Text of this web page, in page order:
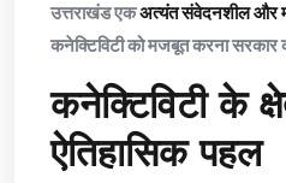
उत्तराखंड एकअत्यंत संवेदनशील और
कनेक्टिविटी को मजबूत करना सरकार
कनेक्टिविटी के
ऐतिहासिक पहल